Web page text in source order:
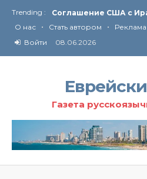
Trending :
Соглашение США с
Технология
О нас • Стать автором • Реклама
Войти
08.06.2026
Газета